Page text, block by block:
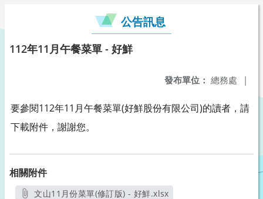
公告訊息
112年11月午餐菜單 - 好鮮
發布單位： 總務處 |
要參閱112年11月午餐菜單(好鮮股份有限公司)的讀者，請
下載附件，謝謝您。
相關附件
文山11月份菜單(修訂版) - 好鮮.xlsx